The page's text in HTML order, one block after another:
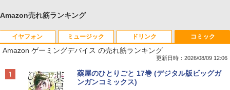
Amazon売れ筋ランキング
イヤフォン
Anker Soundcore P40i オフホワイト
ミュージック
BRUCE WAYNE feat. Flo Milli, ATL Jacob
[Explicit]
ドリンク
【Amazon.co.jp限定】 い・ろ・は・す 2L P
ET ラベルレス ×8本
コミック
Amazon ゲーミングデバイス の売れ筋ランキング
更新日時：2026/08/09 12:06
薬屋のひとりごと 17巻 (デジタル版ビッグガ
ンガンコミックス)